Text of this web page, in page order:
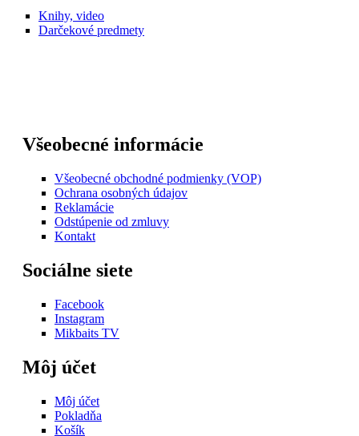
Knihy, video
Darčekové predmety
Všeobecné informácie
Všeobecné obchodné podmienky (VOP)
Ochrana osobných údajov
Reklamácie
Odstúpenie od zmluvy
Kontakt
Sociálne siete
Facebook
Instagram
Mikbaits TV
Môj účet
Môj účet
Pokladňa
Košík